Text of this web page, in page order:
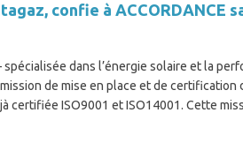
confie à ACCORDANCE
spécialisée dans l’énergie solaire et la
mission de mise en place et de
certifiée ISO9001 et ISO14001. Cette